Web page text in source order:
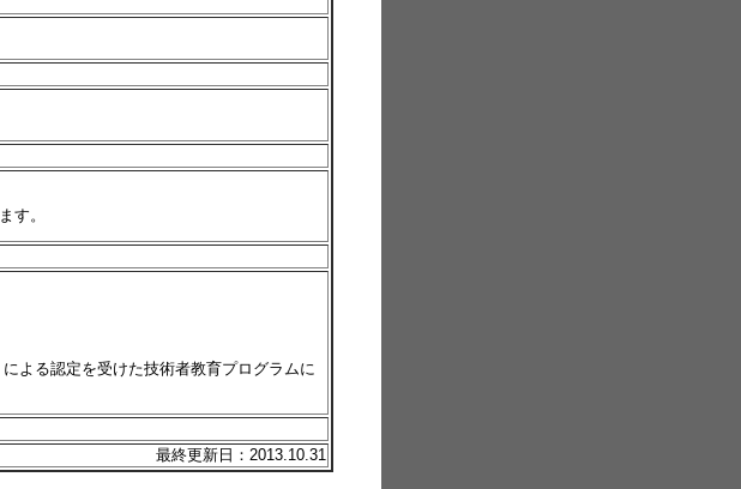
す。
よる認定を受けた技術者教育プログラムに
最終更新日：2013.10.31